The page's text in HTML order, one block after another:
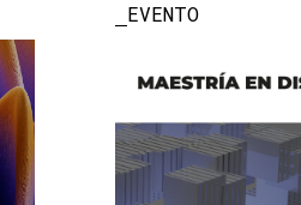
EVENTO